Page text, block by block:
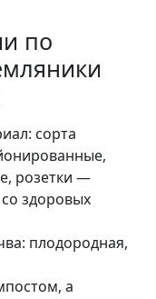
по
сор­та
ро­зетки —
здоровых
пло­дородная,
а